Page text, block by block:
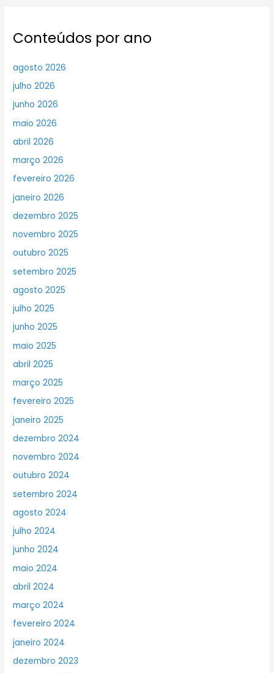
Conteúdos por ano
agosto 2026
julho 2026
junho 2026
maio 2026
abril 2026
março 2026
fevereiro 2026
janeiro 2026
dezembro 2025
novembro 2025
outubro 2025
setembro 2025
agosto 2025
julho 2025
junho 2025
maio 2025
abril 2025
março 2025
fevereiro 2025
janeiro 2025
dezembro 2024
novembro 2024
outubro 2024
setembro 2024
agosto 2024
julho 2024
junho 2024
maio 2024
abril 2024
março 2024
fevereiro 2024
janeiro 2024
dezembro 2023